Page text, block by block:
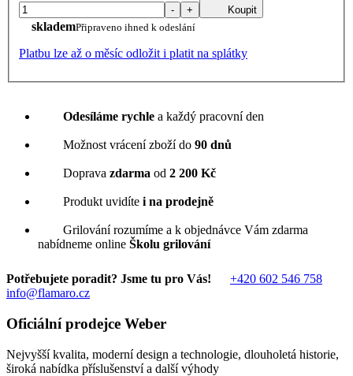
- + Koupit
sklademPřipraveno ihned k odeslání
Platbu lze až o měsíc odložit i platit na splátky
Odesíláme rychle a každý pracovní den
Možnost vrácení zboží do 90 dnů
Doprava zdarma od 2 200 Kč
Produkt uvidíte i na prodejně
Grilování rozumíme a k objednávce Vám zdarma
nabídneme online Školu grilování
Potřebujete poradit? Jsme tu pro Vás!
+420 602 546 758
info@flamaro.cz
Oficiální prodejce Weber
Nejvyšší kvalita, moderní design a technologie, dlouholetá historie,
široká nabídka příslušenství a další výhody